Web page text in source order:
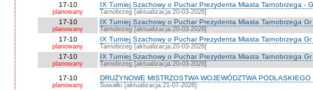
17-10
planowany
IX Turniej Szachowy o Puchar Prezydenta Miasta Tarnobrzega -
Tarnobrzeg [aktualizacja:20-03-2026]
17-10
planowany
IX Turniej Szachowy o Puchar Prezydenta Miasta Tarnobrzega
Tarnobrzeg [aktualizacja:20-03-2026]
17-10
planowany
IX Turniej Szachowy o Puchar Prezydenta Miasta Tarnobrzega
Tarnobrzeg [aktualizacja:20-03-2026]
17-10
planowany
IX Turniej Szachowy o Puchar Prezydenta Miasta Tarnobrzega Gr
Tarnobrzeg [aktualizacja:20-03-2026]
17-10
planowany
DRUŻYNOWE MISTRZOSTWA WOJEWÓDZTWA
Suwałki [aktualizacja:21-07-2026]